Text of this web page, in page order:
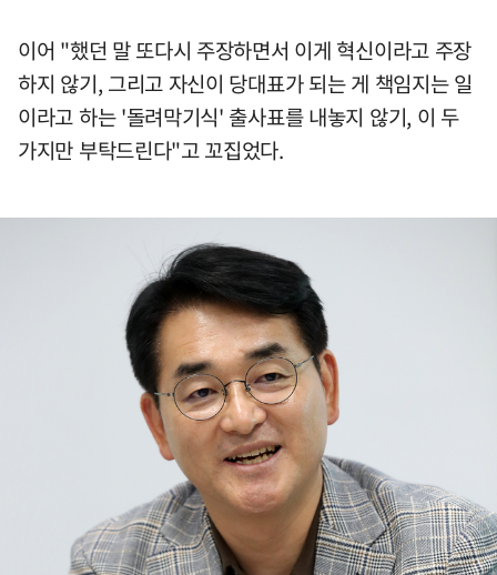
이어 "했던 말 또다시 주장하면서 이게 혁신이라고 주장
하지 않기, 그리고 자신이 당대표가 되는 게 책임지는 일
이라고 하는 '돌려막기식' 출사표를 내놓지 않기, 이 두
가지만 부탁드린다"고 꼬집었다.